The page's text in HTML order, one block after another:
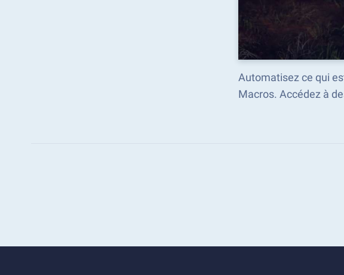
Automatisez ce qui
Macros. Accédez à